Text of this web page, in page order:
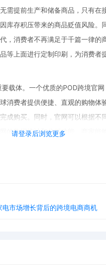
请登录后浏览更多
需提前生产和储备商品，只有在
库存积压带来的商品贬值风险。
，消费者不再满足于千篇一律的
等上面进行定制印刷，为消费者
载体。一个优质的POD跨境官
消费者提供便捷、直观的购物体
成购买。同时，官网可以根据不
的数据统计和分析功能，商家能
场竞争力的关键一步。通过与各
的全球客户群体。不同的电商平
对单一平台的依赖，提高业务的
户服务机制，与这些平台对接可
模预计将从2024年的约677亿美
市场增长背后的跨境电商商机